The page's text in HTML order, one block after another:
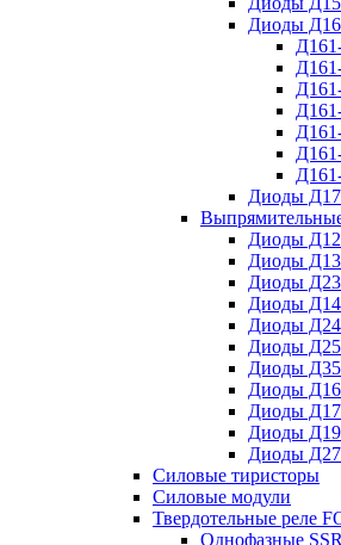
Диоды
Диоды
Диоды
Диоды
Диоды
Диоды
Диоды
Диоды
Диоды
Диоды
Диоды
Диоды
Диоды
Силовые тиристоры
Силовые модули
Твердотельные реле
Однофазные SSR